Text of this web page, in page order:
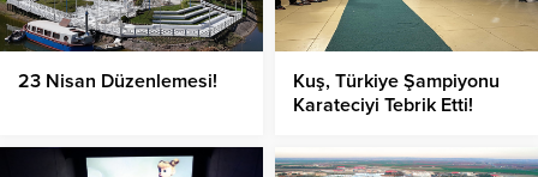
23 Nisan Düzenlemesi!
Kuş, Türkiye Şampiyonu
Karateciyi Tebrik Etti!